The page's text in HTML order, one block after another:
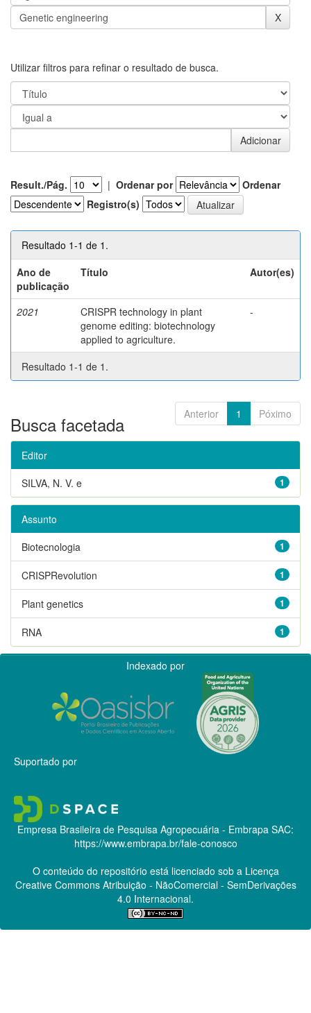
Utilizar filtros para refinar o resultado de busca.
Result./Pág. | Ordenar por
Ordenar
Registro(s)
Resultado 1-1 de 1.
Ano de
publicação
Título Autor(es)
2021
CRISPR technology in plant
genome editing: biotechnology
applied to agriculture.
-
Resultado 1-1 de 1.
Anterior 1 Póximo
Busca facetada
Editor
1
SILVA, N. V. e
Assunto
1
Biotecnologia
1
CRISPRevolution
1
Plant genetics
1
RNA
Indexado por
Suportado por
Empresa Brasileira de Pesquisa Agropecuária - Embrapa SAC:
https://www.embrapa.br/fale-conosco
O conteúdo do repositório está licenciado sob a Licença
Creative CommonsAtribuição - NãoComercial - SemDerivações
4.0 Internacional.